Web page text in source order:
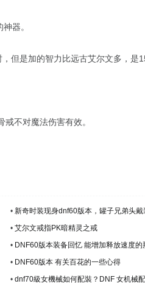
器。
但是加的智力比远古艾尔文多，是
不对魔法伤害有效。
• 新奇时装现身dnf60版本，罐子兄弟头戴
• 艾尔文戒指PK暗精灵之戒
• DNF60版本装备回忆 能增加释放速度的
• DNF60版本 有关百花的一些心得
• dnf70級女機械如何配裝？DNF 女机械